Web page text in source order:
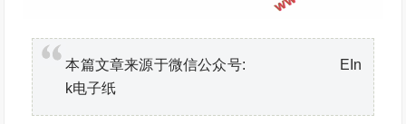
本篇文章来源于微信公众号: EIn
k电子纸